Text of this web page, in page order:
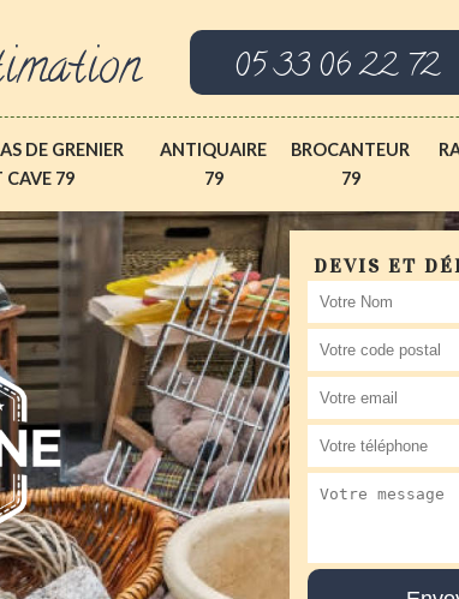
05 33 06 22 72
DE GRENIER
CAVE 79
ANTIQUAIRE
79
BROCANTEUR
79
DEVIS ET